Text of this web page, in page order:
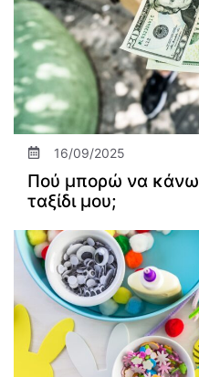
16/09/2025
Πού μπορώ να κάνω
ταξίδι μου;